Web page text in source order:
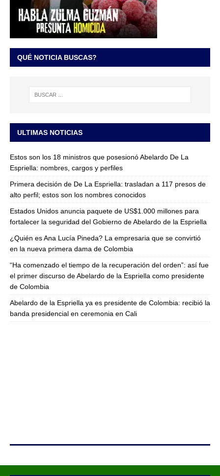
QUÉ NOTICIA BUSCAS?
ULTIMAS NOTICIAS
Estos son los 18 ministros que posesionó Abelardo De La
Espriella: nombres, cargos y perfiles
Primera decisión de De La Espriella: trasladan a 117 presos de
alto perfil; estos son los nombres conocidos
Estados Unidos anuncia paquete de US$1.000 millones para
fortalecer la seguridad del Gobierno de Abelardo de la Espriella
¿Quién es Ana Lucía Pineda? La empresaria que se convirtió
en la nueva primera dama de Colombia
“Ha comenzado el tiempo de la recuperación del orden”: así fue
el primer discurso de Abelardo de la Espriella como presidente
de Colombia
Abelardo de la Espriella ya es presidente de Colombia: recibió la
banda presidencial en ceremonia en Cali